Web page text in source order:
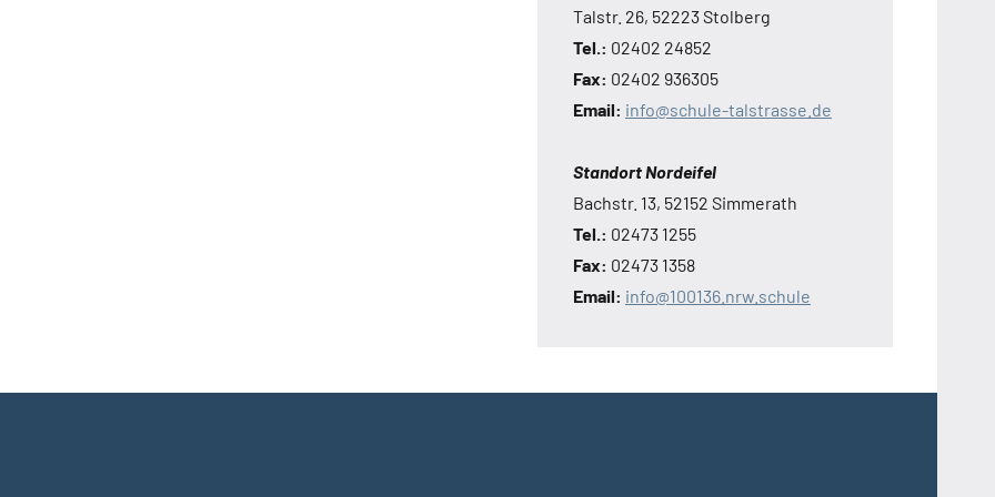
Talstr. 26, 52223 Stolberg
Tel.: 02402 24852
Fax: 02402 936305
Email: info@schule-talstrasse.de
Standort Nordeifel
Bachstr. 13, 52152 Simmerath
Tel.: 02473 1255
Fax: 02473 1358
Email: info@100136.nrw.schule